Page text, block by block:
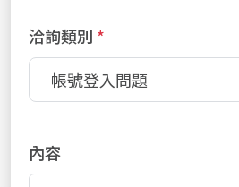
洽詢類別
內容